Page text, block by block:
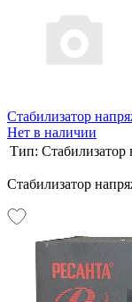
Стабилизатор
Нет в наличии
Тип: Стабилизатор
Стабилизатор